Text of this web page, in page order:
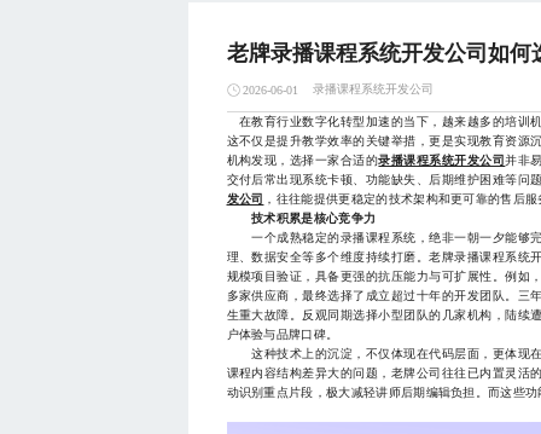
老牌录播课程系统开发公司如何
2026-06-01 录播课程系统开发公司
在教育行业数字化转型加速的当下，越来越多的培训
这不仅是提升教学效率的关键举措，更是实现教育资源
机构发现，选择一家合适的录播课程系统开发公司并非
交付后常出现系统卡顿、功能缺失、后期维护困难等问
发公司 ，往往能提供更稳定的技术架构和更可靠的售后
技术积累是核心竞争力
一个成熟稳定的录播课程系统，绝非一朝一夕能够
理、数据安全等多个维度持续打磨。老牌录播课程系统
规模项目验证，具备更强的抗压能力与可扩展性。例如
多家供应商，最终选择了成立超过十年的开发团队。三
生重大故障。反观同期选择小型团队的几家机构，陆续
户体验与品牌口碑。
这种技术上的沉淀，不仅体现在代码层面，更体现
课程内容结构差异大的问题，老牌公司往往已内置灵活
动识别重点片段，极大减轻讲师后期编辑负担。而这些